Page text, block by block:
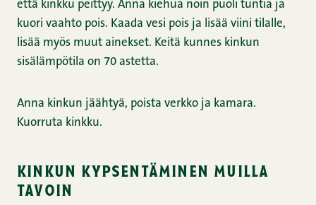
että kinkku peittyy. Anna kiehua noin puoli tuntia ja
kuori vaahto pois. Kaada vesi pois ja lisää viini tilalle,
lisää myös muut ainekset. Keitä kunnes kinkun
sisälämpötila on 70 astetta.
Anna kinkun jäähtyä, poista verkko ja kamara.
Kuorruta kinkku.
kinkun kypsentäminen muilla
tavoin